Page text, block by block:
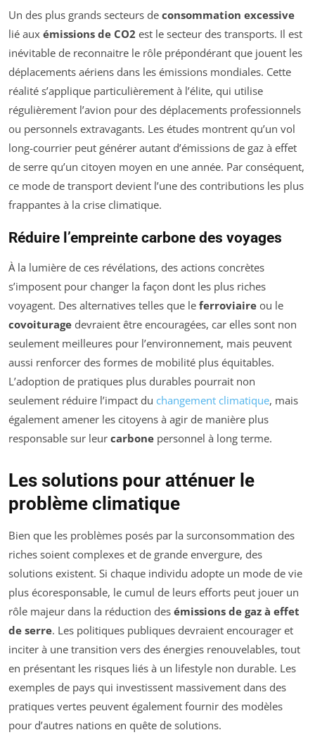
Un des plus grands secteurs de consommation excessive
lié aux émissions de CO2 est le secteur des transports. Il est
inévitable de reconnaitre le rôle prépondérant que jouent les
déplacements aériens dans les émissions mondiales. Cette
réalité s’applique particulièrement à l’élite, qui utilise
régulièrement l’avion pour des déplacements professionnels
ou personnels extravagants. Les études montrent qu’un vol
long-courrier peut générer autant d’émissions de gaz à effet
de serre qu’un citoyen moyen en une année. Par conséquent,
ce mode de transport devient l’une des contributions les plus
frappantes à la crise climatique.
Réduire l’empreinte carbone des voyages
À la lumière de ces révélations, des actions concrètes
s’imposent pour changer la façon dont les plus riches
voyagent. Des alternatives telles que le ferroviaire ou le
covoiturage devraient être encouragées, car elles sont non
seulement meilleures pour l’environnement, mais peuvent
aussi renforcer des formes de mobilité plus équitables.
L’adoption de pratiques plus durables pourrait non
seulement réduire l’impact du changement climatique, mais
également amener les citoyens à agir de manière plus
responsable sur leur carbone personnel à long terme.
Les solutions pour atténuer le
problème climatique
Bien que les problèmes posés par la surconsommation des
riches soient complexes et de grande envergure, des
solutions existent. Si chaque individu adopte un mode de vie
plus écoresponsable, le cumul de leurs efforts peut jouer un
rôle majeur dans la réduction des émissions de gaz à effet
de serre. Les politiques publiques devraient encourager et
inciter à une transition vers des énergies renouvelables, tout
en présentant les risques liés à un lifestyle non durable. Les
exemples de pays qui investissent massivement dans des
pratiques vertes peuvent également fournir des modèles
pour d’autres nations en quête de solutions.